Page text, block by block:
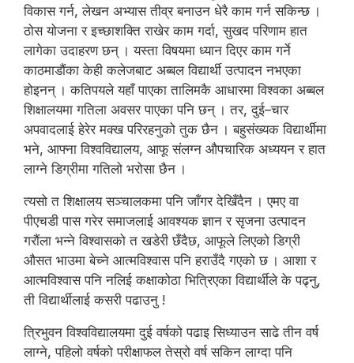
विकास गर्न, लेखन अभ्यास तीव्र बनाउन धेरै काम गर्न सकिन्छ ।
ठोस योजना र इच्छाशक्ति राखेर काम गर्दा, सुखद परिणाम हात
लागेका उदाहरण छन् । यस्ता विषयमा ध्यान दिएर काम गर्ने
काठमाडौंका केही कलेजबाट अब्बल विद्यार्थी उत्पादन नभएका
होइनन् । कतिपयले यहाँ पाएका तालिमकै आधारमा विश्वका अब्बल
शिक्षालयमा गतिला अवसर पाएका पनि छन् । तर, दुई–चार
अपवादलाई हेरेर मक्ख परिरहनुको तुक छैन । बहुसंख्यक विद्यार्थीमा
भने, आफ्ना विश्वविद्यालय, आफू संलग्न औपचारिक अध्ययन र हात
लाग्ने डिग्रीमा गतिलो भरोसा छैन ।
त्यसो त शिक्षालय सञ्चालकमा पनि जाँगर देखिँदैन । एमए वा
पीएचडी पास गरेर समाजलाई आवश्यक ज्ञान र सृजना उत्पादन
गरौंला भन्ने विश्वासको त खडेरी छँदैछ, आफूले लिएको डिग्री
औसत भाउमा बेच्ने आत्मविश्वास पनि हराउँदै गएको छ । आशा र
आत्मविश्वास पनि नलिई कक्षाकोठा भित्रिएका विद्यार्थीले के पढ्नु,
ती विद्यार्थीलाई कसरी पढाउनु !
त्रिभुवन विश्वविद्यालयमा दुई वर्षको पढाइ सिध्याउन साढे तीन वर्ष
लाग्ने, पहिलो वर्षको परीक्षाफल तेस्रो वर्ष सकिन लाग्दा पनि